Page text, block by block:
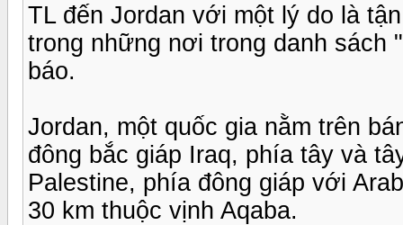
TL đến Jordan với một lý do là
trong những nơi trong danh sách
báo.
Jordan, một quốc gia nằm trên
đông bắc giáp Iraq, phía tây và
Palestine, phía đông giáp với
30 km thuộc vịnh Aqaba.